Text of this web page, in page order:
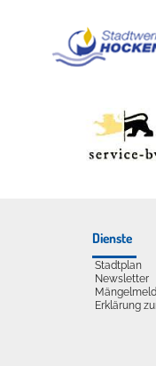
Dienste
Stadtplan
Newsletter
Erklärung